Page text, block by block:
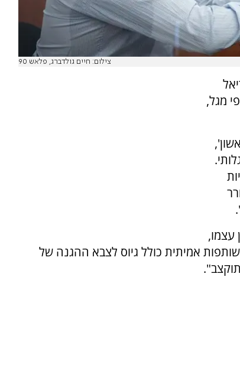
צילום: חיים גולדברג, פלאש 90
מגל,
עצמו,
אמיתית כולל גיוס לצבא ההגנה של